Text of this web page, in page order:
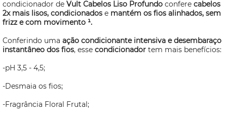
condicionador de Vult Cabelos Liso Profundo confere cabelos
2x mais lisos, condicionados e mantém os fios alinhados, sem
frizz e com movimento ¹.
Conferindo uma ação condicionante intensiva e desembaraço
instantâneo dos fios, esse condicionador tem mais benefícios:
-pH 3,5 - 4,5;
-Desmaia os fios;
-Fragrância Floral Frutal;